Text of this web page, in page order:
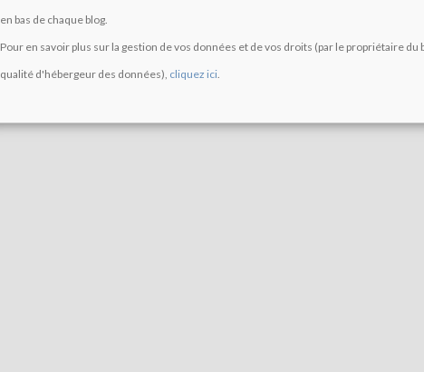
en bas de chaque blog.
Pour en savoir plus sur la gestion de vos données et de vos droits (par le propriétaire du
qualité d'hébergeur des données), cliquez ici.